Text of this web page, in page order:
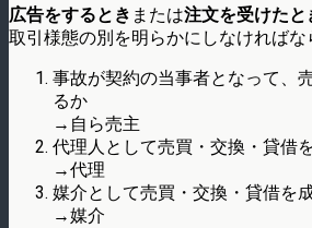
広告をするとき または注文を受けたと
取引様態の別を明らかにしなければな
事故が契約の当事者となって、
るか
→自ら売主
代理人として売買・交換・貸借
→代理
媒介として売買・交換・貸借を
→媒介